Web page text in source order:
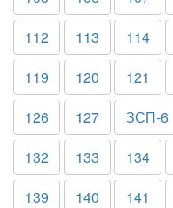
112
113 114
119
120 121
126
127 ЗСП-6
132
133 134
139
140 141